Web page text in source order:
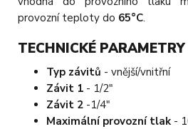
provozní teploty do 65°C.
TECHNICKÉ
Typ závitů - vnější/vnitřní
Závit 1 - 1/2"
Závit 2 -1/4"
Maximální provozní tlak -